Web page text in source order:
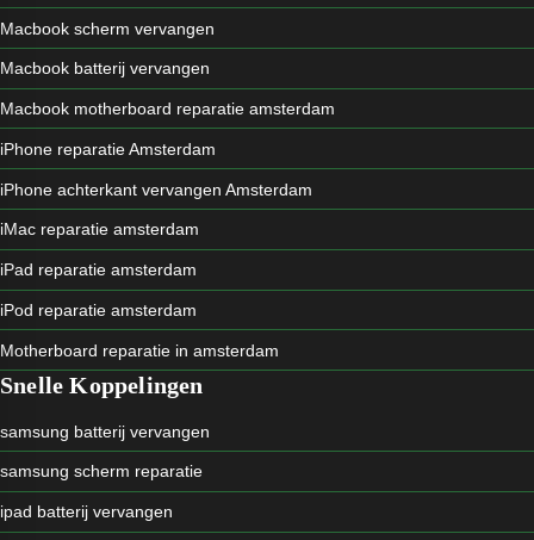
Macbook scherm vervangen
Macbook batterij vervangen
Macbook motherboard reparatie amsterdam
iPhone reparatie Amsterdam
iPhone achterkant vervangen Amsterdam
iMac reparatie amsterdam
iPad reparatie amsterdam
iPod reparatie amsterdam
Motherboard reparatie in amsterdam
Snelle Koppelingen
samsung batterij vervangen
samsung scherm reparatie
ipad batterij vervangen